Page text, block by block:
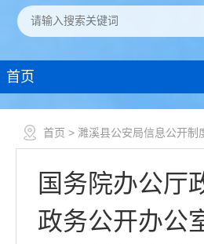
首页
首页 > 濉溪县公安局信息公开制
国务院办公厅
政务公开办公